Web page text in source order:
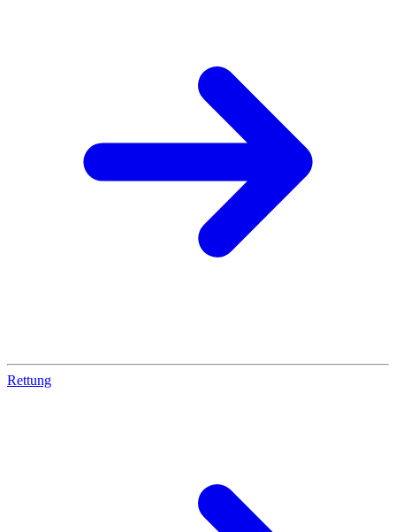
Rettung